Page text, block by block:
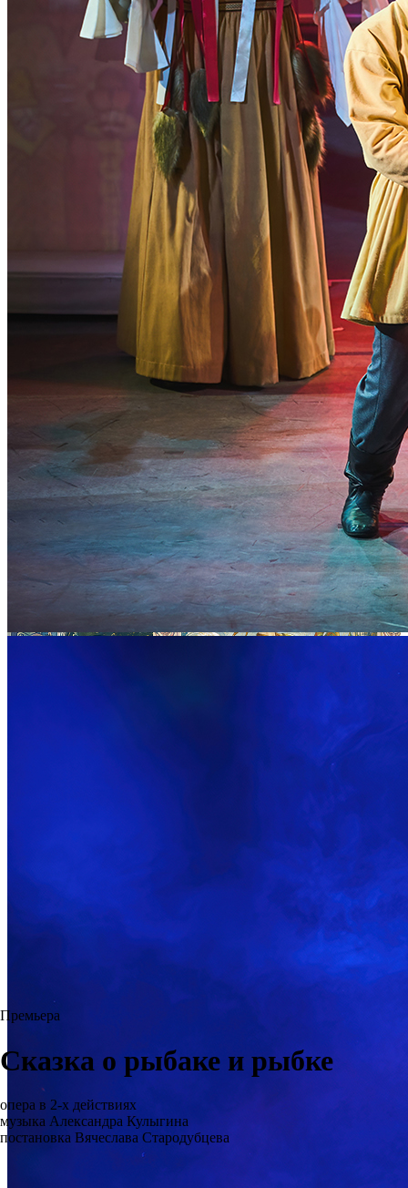
Премьера
Сказка о рыбаке и рыбке
опера в 2-х действиях
музыка Александра Кулыгина
постановка Вячеслава Стародубцева